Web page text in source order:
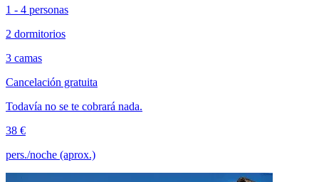
1 - 4 personas
2 dormitorios
3 camas
Cancelación gratuita
Todavía no se te cobrará nada.
38 €
pers./noche (aprox.)